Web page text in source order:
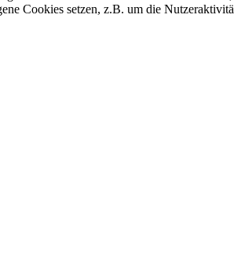
Cookies setzen, z.B. um die